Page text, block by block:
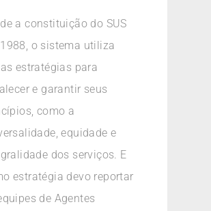
a constituição do SUS
o sistema utiliza
estratégias para
e garantir seus
como a
equidade e
dos serviços. E
estratégia devo reportar
de Agentes